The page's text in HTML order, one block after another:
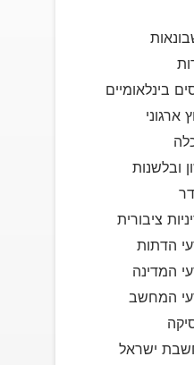
בינלאומיים
ארגוני
ובלשנות
ציבורית
הדתות
המדינה
המחשב
ישראל